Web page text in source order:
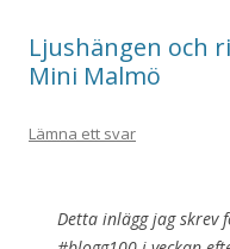
Ljushängen och
Mini Malmö
Lämna ett svar
Detta inlägg jag skrev